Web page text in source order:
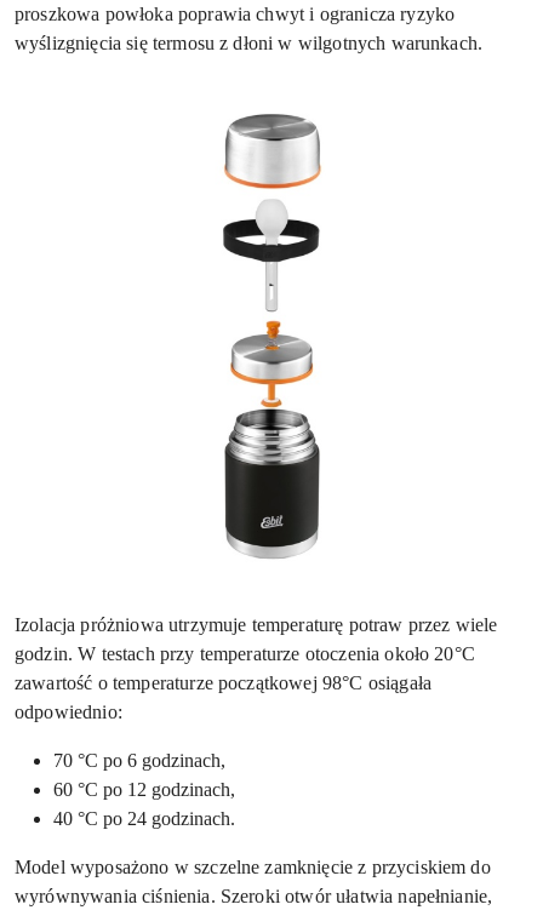
proszkowa powłoka poprawia chwyt i ogranicza ryzyko
wyślizgnięcia się termosu z dłoni w wilgotnych warunkach.
Izolacja próżniowa utrzymuje temperaturę potraw przez wiele
godzin. W testach przy temperaturze otoczenia około 20°C
zawartość o temperaturze początkowej 98°C osiągała
odpowiednio:
70 °C po 6 godzinach,
60 °C po 12 godzinach,
40 °C po 24 godzinach.
Model wyposażono w szczelne zamknięcie z przyciskiem do
wyrównywania ciśnienia. Szeroki otwór ułatwia napełnianie,